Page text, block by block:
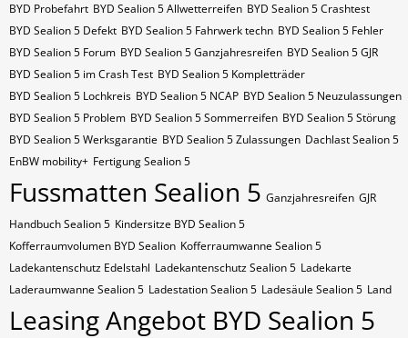
BYD Probefahrt BYD Sealion 5 Allwetterreifen BYD Sealion 5 Crashtest
BYD Sealion 5 Defekt BYD Sealion 5 Fahrwerk techn BYD Sealion 5 Fehler
BYD Sealion 5 Forum BYD Sealion 5 Ganzjahresreifen BYD Sealion 5 GJR
BYD Sealion 5 im Crash Test BYD Sealion 5 Kompletträder
BYD Sealion 5 Lochkreis BYD Sealion 5 NCAP BYD Sealion 5 Neuzulassungen
BYD Sealion 5 Problem BYD Sealion 5 Sommerreifen BYD Sealion 5 Störung
BYD Sealion 5 Werksgarantie BYD Sealion 5 Zulassungen Dachlast Sealion 5
EnBW mobility+ Fertigung Sealion 5
Fussmatten Sealion 5 Ganzjahresreifen GJR
Handbuch Sealion 5 Kindersitze BYD Sealion 5
Kofferraumvolumen BYD Sealion Kofferraumwanne Sealion 5
Ladekantenschutz Edelstahl Ladekantenschutz Sealion 5 Ladekarte
Laderaumwanne Sealion 5 Ladestation Sealion 5 Ladesäule Sealion 5 Land
Leasing Angebot BYD Sealion 5